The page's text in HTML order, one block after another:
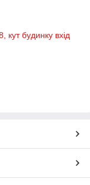
кут будинку вхід